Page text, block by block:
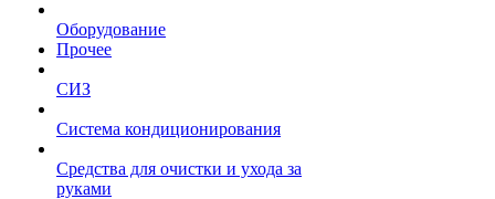
Оборудование
Прочее
СИЗ
Система кондиционирования
Средства для очистки и ухода за
руками